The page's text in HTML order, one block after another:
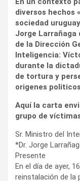
diversos hechos
sociedad
Jorge Larrañaga
de la Dirección
Inteligencia:
durante la
de tortura y
origenes
Aquí la carta
grupo de
Sr. Ministro del
*Dr. Jorge
Presente
En el día de ayer,
reinstalación de la